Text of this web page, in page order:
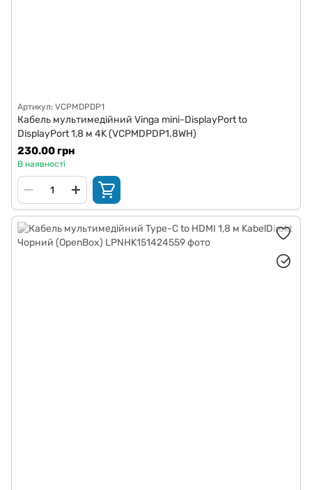
Артикул: VCPMDPDP1
Кабель мультимедійний Vinga mini-DisplayPort to
DisplayPort 1,8 м 4K (VCPMDPDP1.8WH)
230.00 грн
В наявності